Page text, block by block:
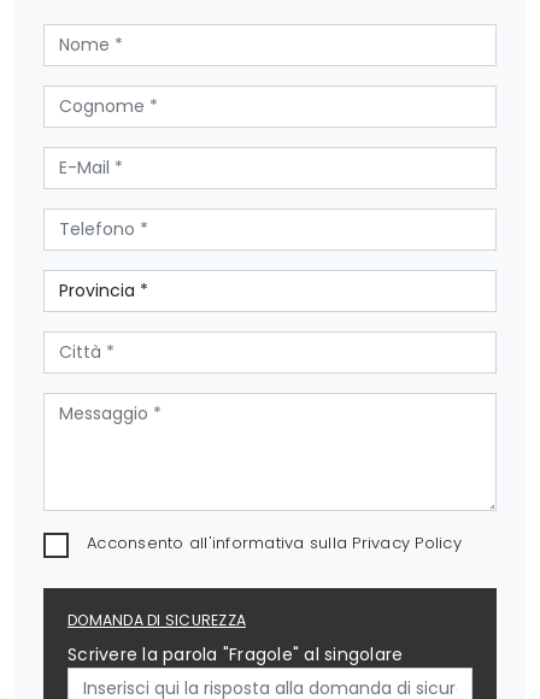
Acconsento all'informativa sulla Privacy Policy
DOMANDA DI SICUREZZA
Scrivere la parola "Fragole" al singolare